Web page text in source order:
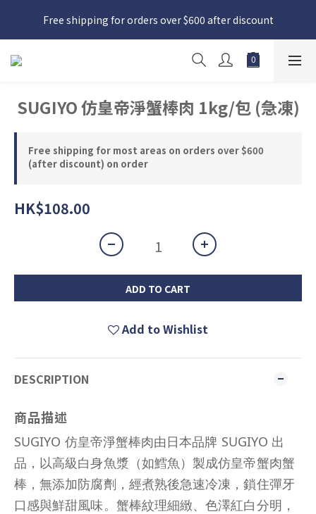
日本接近假期，貨源較不穩定；如想在 8 月 11 日至 8 月 15 日收
貨，請務必於 8 月 10 日前落單
Free shipping for orders over $600 after discount
日本接近假期，貨源較不穩定；如想在 8 月 11 日至 8 月 15 日收
貨，請務必於 8 月 10 日前落單
SUGIYO 仿皇帝淨蟹棒肉 1kg/包 (急凍)
Free shipping for most areas on orders over $600
(after discount) on order
HK$108.00
ADD TO CART
Add to Wishlist
DESCRIPTION
商品描述
SUGIYO 仿皇帝淨蟹棒肉由日本品牌 SUGIYO 出
品，以高級白身魚漿（如鱈魚）製成仿皇帝蟹肉蟹
棒，無添加防腐劑，經煮熟後急速冷凍，鎖住彈牙
口感與鮮甜風味。蟹棒紋理細緻、色澤紅白分明，